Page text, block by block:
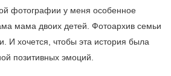
фотографии у меня особенное
мама двоих детей. Фотоархив семьи
И хочется, чтобы эта история была
позитивных эмоций.